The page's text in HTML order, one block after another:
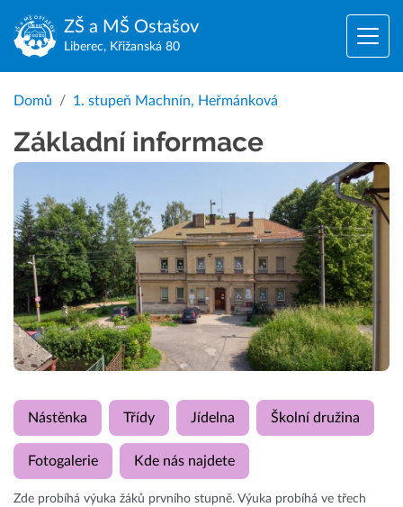
ZŠ a MŠ Ostašov
Liberec, Křižanská 80
Domů 1. stupeň Machnín, Heřmánková
Základní informace
Nástěnka Třídy Jídelna Školní družina
Fotogalerie Kde nás najdete
Zde probíhá výuka žáků prvního stupně. Výuka probíhá ve třech